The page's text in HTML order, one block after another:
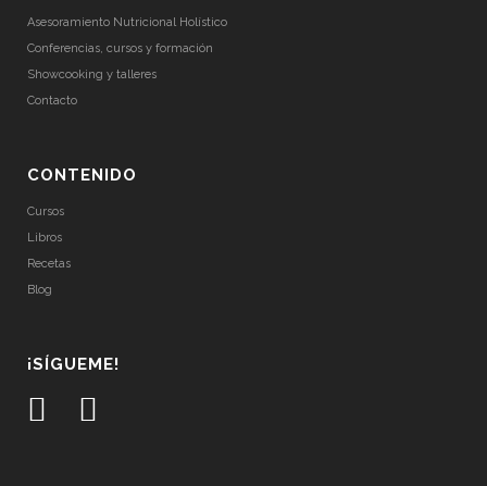
Asesoramiento Nutricional Holístico
Conferencias, cursos y formación
Showcooking y talleres
Contacto
CONTENIDO
Cursos
Libros
Recetas
Blog
¡SÍGUEME!